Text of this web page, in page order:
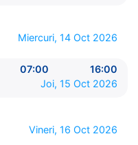
Miercuri, 14 Oct 2026
07:00
16:00
Joi, 15 Oct 2026
Vineri, 16 Oct 2026